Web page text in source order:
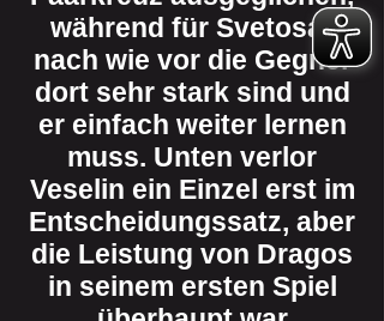
während für Svetosar
nach wie vor die Gegner
dort sehr stark sind und
er einfach weiter lernen
muss. Unten verlor
Veselin ein Einzel erst im
Entscheidungssatz, aber
die Leistung von Dragos
in seinem ersten Spiel